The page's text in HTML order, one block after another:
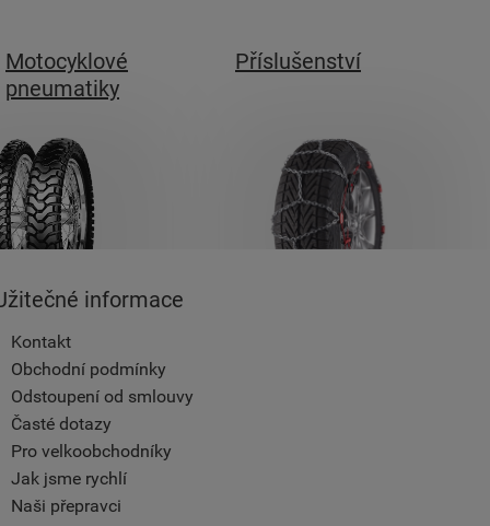
Motocyklové
pneumatiky
Příslušenství
informace
Kontakt
Obchodní podmínky
Odstoupení od smlouvy
Časté dotazy
Pro velkoobchodníky
Jak jsme rychlí
Naši přepravci